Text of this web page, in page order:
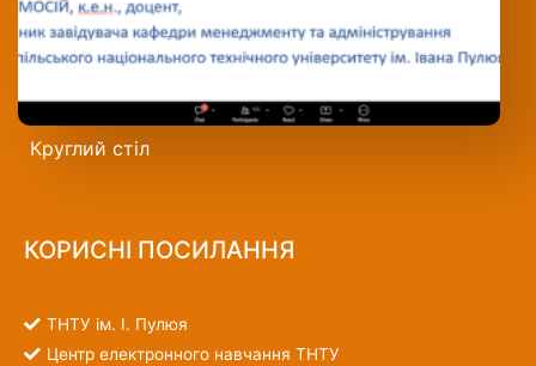
Круглий стіл
КОРИСНІ ПОСИЛАННЯ
ТНТУ ім. І. Пулюя
Центр електронного навчання ТНТУ